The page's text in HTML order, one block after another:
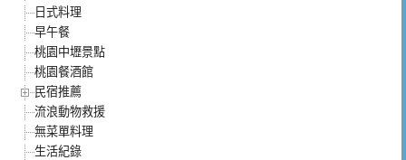
日式料理
早午餐
桃園中壢景點
桃園餐酒館
民宿推薦
流浪動物救援
無菜單料理
生活紀錄